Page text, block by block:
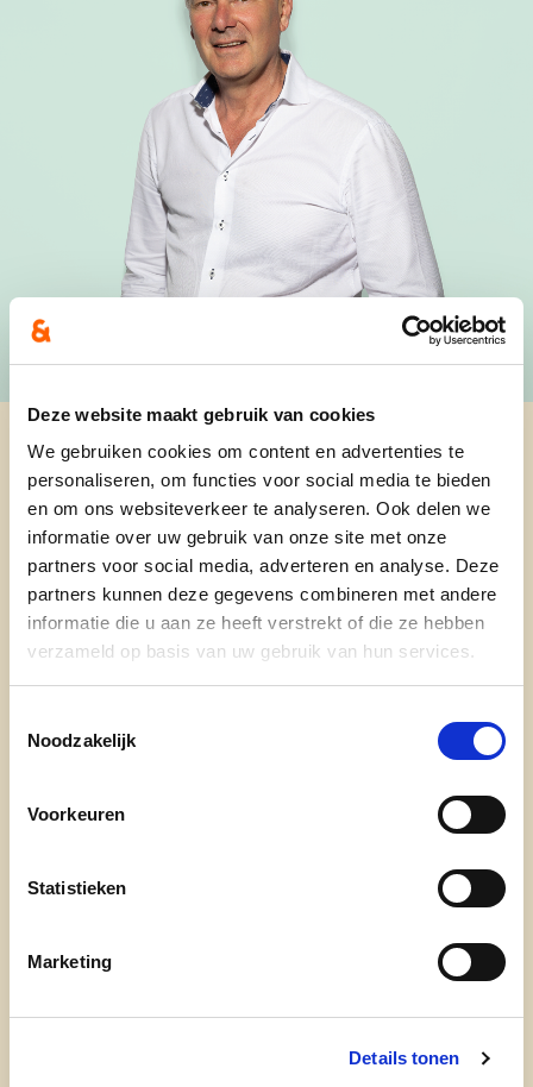
Deze website maakt gebruik van cookies
We gebruiken cookies om content en advertenties te
personaliseren, om functies voor social media te bieden
en om ons websiteverkeer te analyseren. Ook delen we
informatie over uw gebruik van onze site met onze
partners voor social media, adverteren en analyse. Deze
partners kunnen deze gegevens combineren met andere
informatie die u aan ze heeft verstrekt of die ze hebben
verzameld op basis van uw gebruik van hun services.
Noodzakelijk
Voorkeuren
Statistieken
Marketing
Details tonen
64 jaar
Peltanusstraat 21
Gehuwd met Mieke Van Moll, papa van 3
kinderen, trotse opa van 5 kleinkinderen
Voormalig directeur Technisch Instituut
Overpelt (TIO)
Geniet van koken, reizen, wandelen, fietsen
"Na een carrière in het onderwijs wil ik mijn
samenleving waar iedereen zich betrokken voelt en
sterke ploeg Pelt nog beter maken door te